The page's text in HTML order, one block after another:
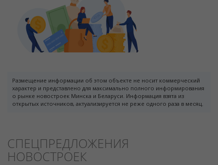
Размещение информации об этом объекте не носит коммерческий
характер и представлено для максимально полного информирования
о рынке новостроек Минска и Беларуси. Информация взята из
открытых источников, актуализируется не реже одного раза в месяц.
СПЕЦПРЕДЛОЖЕНИЯ
НОВОСТРОЕК